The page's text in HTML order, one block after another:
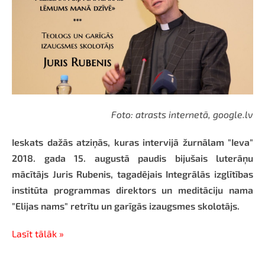
Foto: atrasts internetā, google.lv
Ieskats dažās atziņās, kuras intervijā žurnālam "Ieva"
2018. gada 15. augustā paudis bijušais luterāņu
mācītājs Juris Rubenis, tagadējais Integrālās izglītības
institūta programmas direktors un meditāciju nama
"Elijas nams" retrītu un garīgās izaugsmes skolotājs.
Lasīt tālāk »